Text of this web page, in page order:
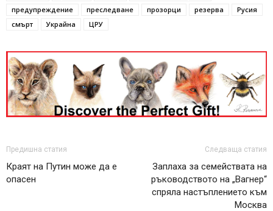
предупреждение
преследване прозорци резерва
Русия
смърт
Украйна ЦРУ
Предишна статия
Краят на Путин може да е
опасен
Следваща статия
Заплаха за семействата на
ръководството на „Вагнер“
спряла настъплението към
Москва